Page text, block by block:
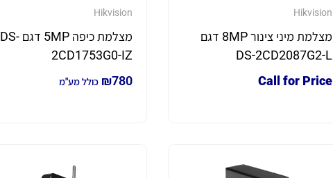
Hikvision
מצלמת מיני צינור 8MP דגם
DS-2CD2087G2-L
Call for Price
Hikvision
מצלמת כיפה 5MP דגם DS-
2CD1753G0-IZ
₪780 כולל מע"מ